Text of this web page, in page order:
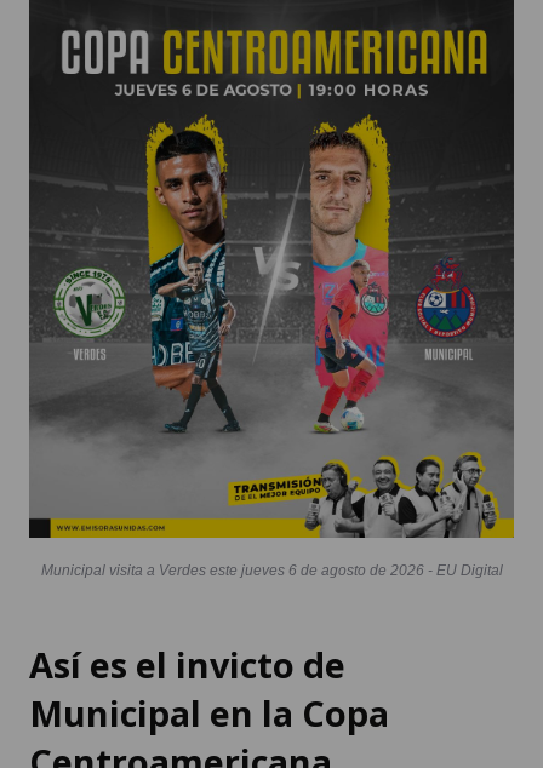
Municipal visita a Verdes este jueves 6 de agosto de 2026 - EU Digital
Así es el invicto de
Municipal en la Copa